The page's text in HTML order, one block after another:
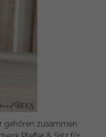
gehören zusammen